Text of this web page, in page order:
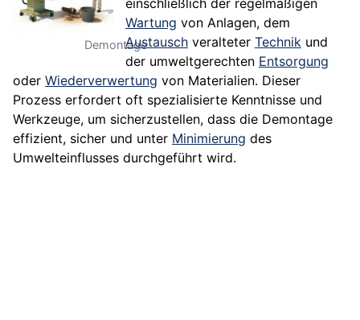
Demontage
einschließlich der regelmäßigen
Wartung von Anlagen, dem
Austauschveralteter Technikund
der umweltgerechten Entsorgung
oder Wiederverwertung von Materialien. Dieser
Prozess erfordert oft spezialisierte Kenntnisse und
Werkzeuge, um sicherzustellen, dass die Demontage
effizient, sicher und unter Minimierung des
Umwelteinflusses durchgeführt wird.